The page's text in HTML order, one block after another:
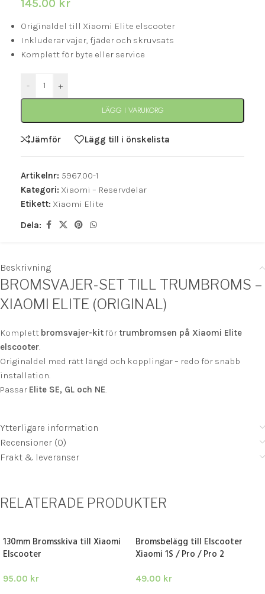
145.00 kr
Originaldel till Xiaomi Elite elscooter
Inkluderar vajer, fjäder och skruvsats
Komplett för byte eller service
- +
LÄGG I VARUKORG
Jämför Lägg till i önskelista
Artikelnr: 5967.00-1
Kategori: Xiaomi – Reservdelar
Etikett: Xiaomi Elite
Dela:
Beskrivning
BROMSVAJER-SET TILL TRUMBROMS –
XIAOMI ELITE (ORIGINAL)
Komplett bromsvajer-kit för trumbromsen på Xiaomi Elite
elscooter.
Originaldel med rätt längd och kopplingar – redo för snabb
installation.
Passar Elite SE, GL och NE.
Ytterligare information
Recensioner (0)
Frakt & leveranser
RELATERADE PRODUKTER
130mm Bromsskiva till Xiaomi
Elscooter
95.00 kr
Bromsbelägg till Elscooter
Xiaomi 1S / Pro / Pro 2
49.00 kr